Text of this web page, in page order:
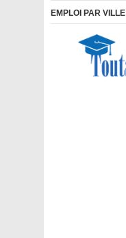
EMPLOI PAR VILLE